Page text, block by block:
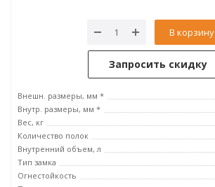
В корзину
Запросить скидку
Внешн. размеры, мм *
Внутр. размеры, мм *
Вес, кг
Количество полок
Внутренний объем, л
Тип замка
Огнестойкость